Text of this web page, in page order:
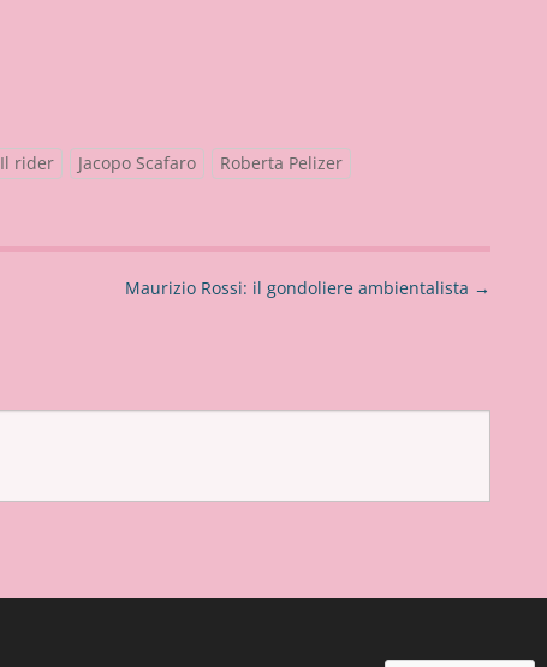
Il rider Jacopo Scafaro
Roberta Pelizer
Maurizio Rossi: il gondoliere ambientalista →